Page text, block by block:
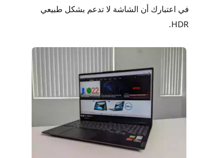
في اعتبارك أن الشاشة لا تدعم بشكل طبيعي
HDR.